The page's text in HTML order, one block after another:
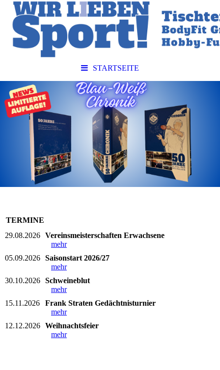
STARTSEITE
TERMINE
29.08.2026 Vereinsmeisterschaften Erwachsene
mehr
05.09.2026 Saisonstart 2026/27
mehr
30.10.2026 Schweineblut
mehr
15.11.2026
Frank Straten Gedächtnisturnier
mehr
12.12.2026 Weihnachtsfeier
mehr